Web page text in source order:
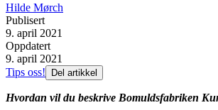
Hilde Mørch
Publisert
9. april 2021
Oppdatert
9. april 2021
Tips oss!
Del artikkel
Hvordan vil du beskrive Bomuldsfabriken